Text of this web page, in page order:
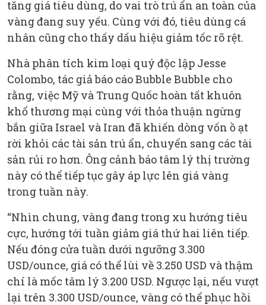
tăng giá tiêu dùng, do vai trò trú ẩn an toàn của
vàng đang suy yếu. Cùng với đó, tiêu dùng cá
nhân cũng cho thấy dấu hiệu giảm tốc rõ rệt.
Nhà phân tích kim loại quý độc lập Jesse
Colombo, tác giả báo cáo Bubble Bubble cho
rằng, việc Mỹ và Trung Quốc hoàn tất khuôn
khổ thương mại cùng với thỏa thuận ngừng
bắn giữa Israel và Iran đã khiến dòng vốn ồ ạt
rời khỏi các tài sản trú ẩn, chuyển sang các tài
sản rủi ro hơn. Ông cảnh báo tâm lý thị trường
này có thể tiếp tục gây áp lực lên giá vàng
trong tuần này.
“Nhìn chung, vàng đang trong xu hướng tiêu
cực, hướng tới tuần giảm giá thứ hai liên tiếp.
Nếu đóng cửa tuần dưới ngưỡng 3.300
USD/ounce, giá có thể lùi về 3.250 USD và thậm
chí là mốc tâm lý 3.200 USD. Ngược lại, nếu vượt
lại trên 3.300 USD/ounce, vàng có thể phục hồi